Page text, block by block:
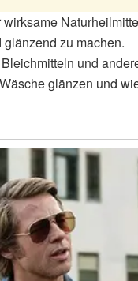
zu machen.
und
glänzen und